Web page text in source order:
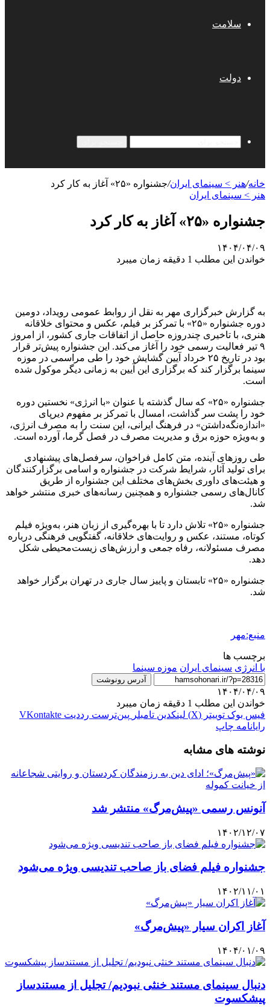
سلامت
دولت
خانه/هنر > سینمای ایران/جشنواره‌ «۲۵» آغاز به کار کرد
هنر > سینمای ایران
جشنواره‌ «۲۵» آغاز به کار کرد
۱۴۰۴/۰۴/۰۹
خواندن این مطلب 1 دقیقه زمان میبرد
به گزارش خبرگزاری مهر به نقل از روابط عمومی رویداد، دومین
دوره‌ جشنواره‌ «۲۵» با تمرکز بر فیلم، عکس و محتوای خلاقانه‌
هنری، با تاخیری چندروزه حاصل از اتفاقات جاری کشور، از امروز
۹ تیر فعالیت رسمی خود را آغاز می‌کند. این جشنواره پیش‌تر قرار
بود در تاریخ ۲۵ خرداد آیین گشایش خود را طی مراسمی در موزه‌
سینما برگزار کند که برگزاری این آیین به زمانی دیگر موکول شده
است.
جشنواره‌ «۲۵» که سال گذشته با عنوان «با انرژی» نخستین دوره‌
خود را پشت سر گذاشت، امسال با تمرکز بر مفهوم دیرپای
«اندازه‌نگه‌داشتن» در فرهنگ ایرانی، این سنت را به مصرف انرژی،
و به‌ویژه حوزه‌ برق و مدیریت مصرف در فصل گرما، آورده است.
طی روزهای آینده، متن کامل فراخوان، سرفصل‌های پیشنهادی
برای تولید آثار، شرایط شرکت در جشنواره و اسامی برگزارکنندگان
و هیئت‌های داوری بخش‌های مختلف این جشنواره از طریق
کانال‌های رسمی جشنواره و همچنین رسانه‌های خبری منتشر خواهد
شد.
جشنواره‌ «۲۵» تلاش دارد تا با بهره‌گیری از زبان هنر، به‌ویژه فیلم
کوتاه، مستند، عکس و روایت‌های خلاقانه، گفتگویی فرهنگی درباره‌
مصرف مسئولانه، رفاه جمعی و ارزش‌های زیست‌محیطی شکل
دهد.
جشنواره‌ «۲۵» تابستان و پاییز سال جاری در تهران برگزار خواهد
شد.
منبع:مهر
برچسب ها
با انرژی سینمای ایران موزه سینما
آدرس رونوشت
۱۴۰۴/۰۴/۰۹
خواندن این مطلب 1 دقیقه زمان میبرد
فیس بوک توییتر (X) لینکدین ‫تامبلر ‫پین‌ترست ‫رددیت ‫VKontakte
رایانامه چاپ
نوشته های مشابه
آنونس رسمی «پیش‌مرگ» منتشر شد
۱۴۰۲/۱۲/۰۷
جشنواره فیلم فضای باز صاحب تندیسی ویژه می‌شود
۱۴۰۲/۱۱/۰۱
آغاز اکران سیار «پیش‌مرگ»
۱۴۰۴/۰۱/۰۹
دنبال سینمای مستند خنثی نبودیم/ تجلیل از مستندساز
پیشکسوت